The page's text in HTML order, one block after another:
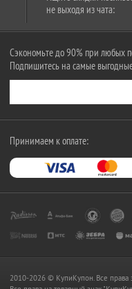
не выходя из чата:
Сэкономьте до 90% при любых
Подпишитесь на самые
Принимаем к оплате:
2010-2026 © КупиКупон. Все